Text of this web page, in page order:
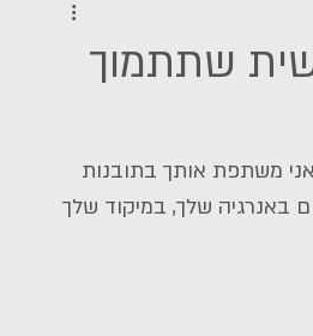
שתתמוך
משתפת אותך בתובנות
באנרגיה שלך, במיקוד שלך